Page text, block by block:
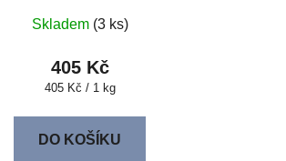
Skladem (3 ks)
405 Kč
Měrná
405 Kč / 1 kg
DO KOŠÍKU